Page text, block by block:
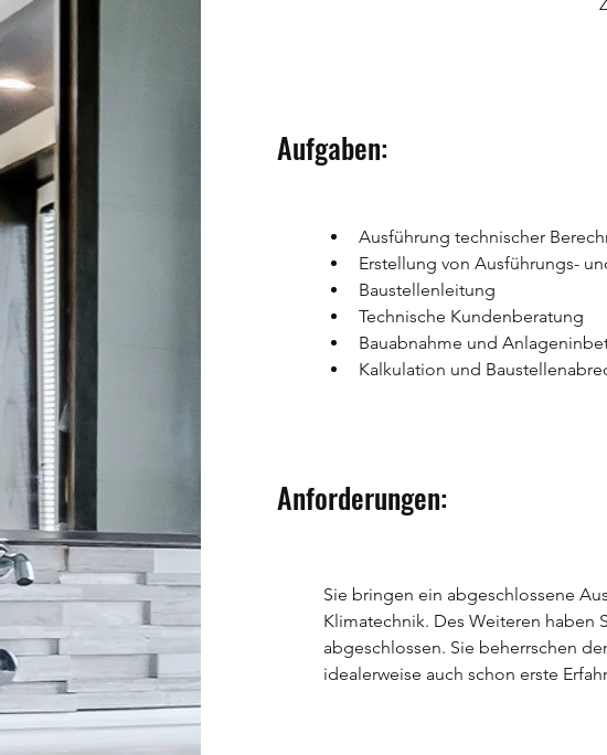
Aufgaben:
Ausführung technischer
Erstellung von Ausführungs-
Baustellenleitung
Technische Kundenberatung
Bauabnahme und
Kalkulation und
Anforderungen:
Sie bringen ein abgeschlossene
Klimatechnik. Des Weiteren
abgeschlossen. Sie beherrschen
idealerweise auch schon erste